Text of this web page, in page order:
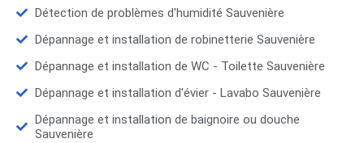
Détection de problèmes d'humidité Sauvenière
Dépannage et installation de robinetterie Sauvenière
Dépannage et installation de WC - Toilette Sauvenière
Dépannage et installation d'évier - Lavabo Sauvenière
Dépannage et installation de baignoire ou douche
Sauvenière